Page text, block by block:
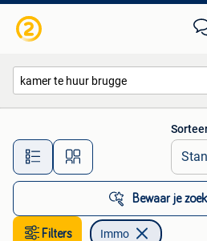
Alle afstanden…
Bewaar je
Filters Immo